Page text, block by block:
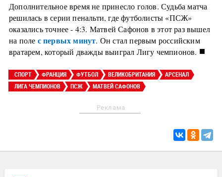
Дополнительное время не принесло голов. Судьба матча
решилась в серии пенальти, где футболисты «ПСЖ»
оказались точнее - 4:3. Матвей Сафонов в этот раз вышел
на поле с первых минут. Он стал первым российским
вратарем, который дважды выиграл Лигу чемпионов. ■
СПОРТ ФРАНЦИЯ ФУТБОЛ ВЕЛИКОБРИТАНИЯ
АРСЕНАЛ
ЛИГА ЧЕМПИОНОВ
ПСЖ МАТВЕЙ САФОНОВ
Реклама